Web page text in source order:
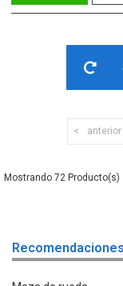
anterior
72
Recomendaciones